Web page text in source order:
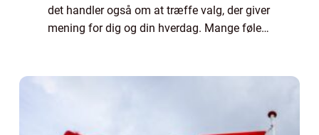
det handler også om at træffe valg, der giver
mening for dig og din hverdag. Mange føler,